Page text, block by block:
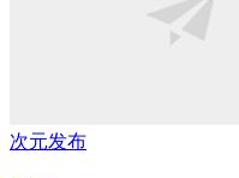
次元发布